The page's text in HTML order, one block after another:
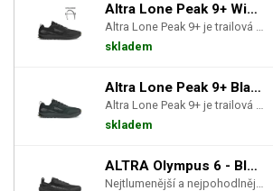
Altra Lone Peak 9+ Wide - Black (W)
Altra Lone Peak 9+ je trailová obuv navržená pro běžce a turisty, kteří hledají komfort, přilnavo...
skladem
Altra Lone Peak 9+ Black (W)
Altra Lone Peak 9+ je trailová obuv navržená pro běžce a turisty, kteří hledají komfort, přilnavo...
skladem
ALTRA Olympus 6 - Black/Black (W)
Nejtlumenější a nejpohodlnější trailová bota, která vás podrží v jakémkoliv terénu na celodenním ...